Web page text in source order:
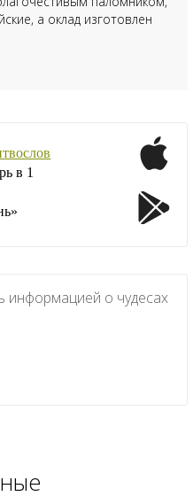
а оклад изготовлен
в 1
информацией о чудесах